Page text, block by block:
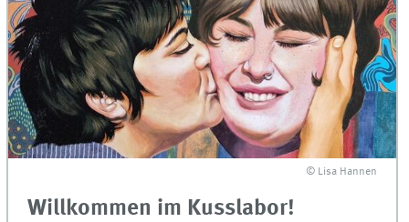
© Lisa Hannen
Willkommen im Kusslabor!